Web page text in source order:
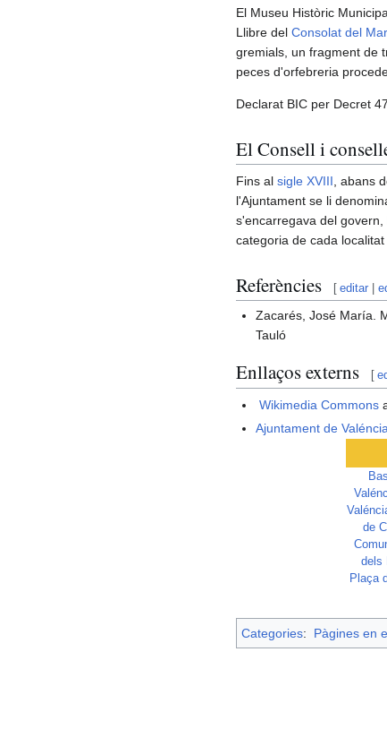
El Museu Històric
Llibre del Consolat del Mar
gremials, un fragment de
peces d'orfebreria
Declarat BIC per Decret
El Consell i
Fins al sigle XVIII , abans
l'Ajuntament se li
s'encarregava del
categoria de cada
Referències [ editar |
Zacarés, José María.
Tauló
Enllaços externs [
Wikimedia Commons
Ajuntament de Valéncia
de
dels
Plaça
Categories: Pàgines en